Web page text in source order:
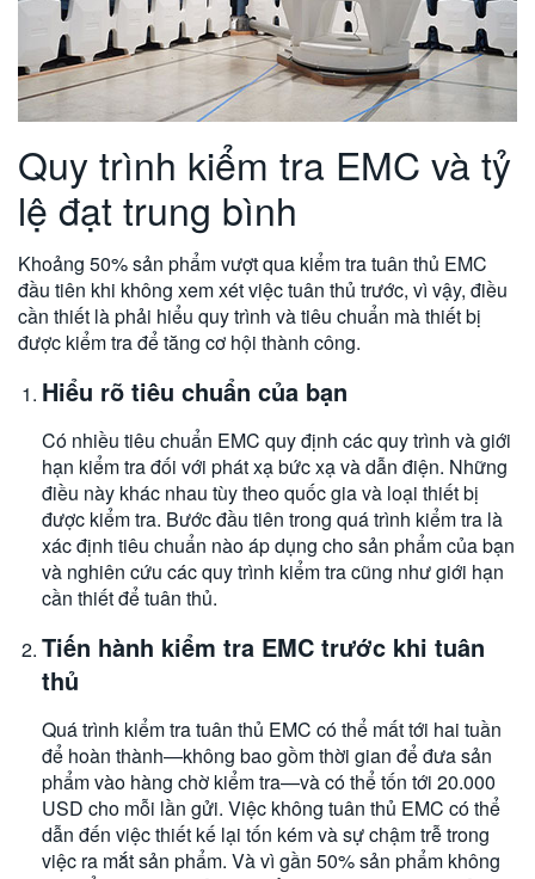
Quy trình kiểm tra EMC và tỷ
lệ đạt trung bình
Khoảng 50% sản phẩm vượt qua kiểm tra tuân thủ EMC
đầu tiên khi không xem xét việc tuân thủ trước, vì vậy, điều
cần thiết là phải hiểu quy trình và tiêu chuẩn mà thiết bị
được kiểm tra để tăng cơ hội thành công.
Hiểu rõ tiêu chuẩn của bạn
Có nhiều tiêu chuẩn EMC quy định các quy trình và giới
hạn kiểm tra đối với phát xạ bức xạ và dẫn điện. Những
điều này khác nhau tùy theo quốc gia và loại thiết bị
được kiểm tra. Bước đầu tiên trong quá trình kiểm tra là
xác định tiêu chuẩn nào áp dụng cho sản phẩm của bạn
và nghiên cứu các quy trình kiểm tra cũng như giới hạn
cần thiết để tuân thủ.
Tiến hành kiểm tra EMC trước khi tuân
thủ
Quá trình kiểm tra tuân thủ EMC có thể mất tới hai tuần
để hoàn thành—không bao gồm thời gian để đưa sản
phẩm vào hàng chờ kiểm tra—và có thể tốn tới 20.000
USD cho mỗi lần gửi. Việc không tuân thủ EMC có thể
dẫn đến việc thiết kế lại tốn kém và sự chậm trễ trong
việc ra mắt sản phẩm. Và vì gần 50% sản phẩm không